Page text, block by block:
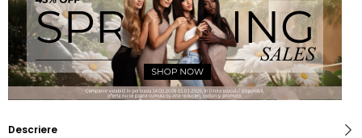
Descriere